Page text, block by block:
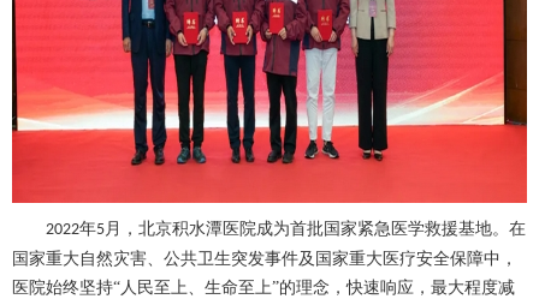
2022年5月，北京积水潭医院成为首批国家紧急医学救援基地。在
国家重大自然灾害、公共卫生突发事件及国家重大医疗安全保障中，
医院始终坚持“人民至上、生命至上”的理念，快速响应，最大程度减